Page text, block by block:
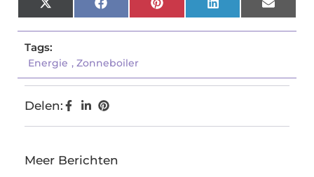
X
(Twitter)
FacebookPinterestLinkedInEmail
Tags:
Energie , Zonneboiler
Delen:
Meer Berichten